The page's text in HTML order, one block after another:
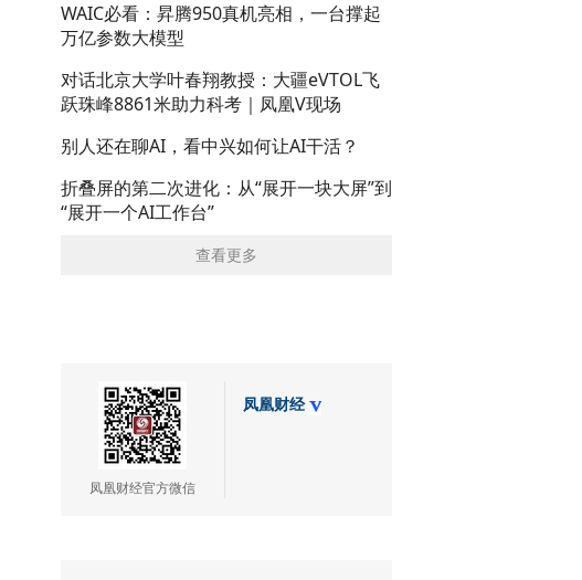
WAIC必看：昇腾950真机亮相，一台撑起
万亿参数大模型
对话北京大学叶春翔教授：大疆eVTOL飞
跃珠峰8861米助力科考｜凤凰V现场
别人还在聊AI，看中兴如何让AI干活？
折叠屏的第二次进化：从“展开一块大屏”到
“展开一个AI工作台”
查看更多
凤凰财经官方微信
凤凰财经